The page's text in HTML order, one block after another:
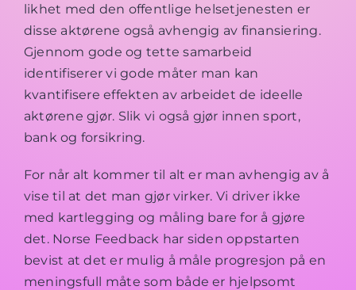
likhet med den offentlige helsetjenesten er
disse aktørene også avhengig av finansiering.
Gjennom gode og tette samarbeid
identifiserer vi gode måter man kan
kvantifisere effekten av arbeidet de ideelle
aktørene gjør. Slik vi også gjør innen sport,
bank og forsikring.
For når alt kommer til alt er man avhengig av å
vise til at det man gjør virker. Vi driver ikke
med kartlegging og måling bare for å gjøre
det. Norse Feedback har siden oppstarten
bevist at det er mulig å måle progresjon på en
meningsfull måte som både er hjelpsomt